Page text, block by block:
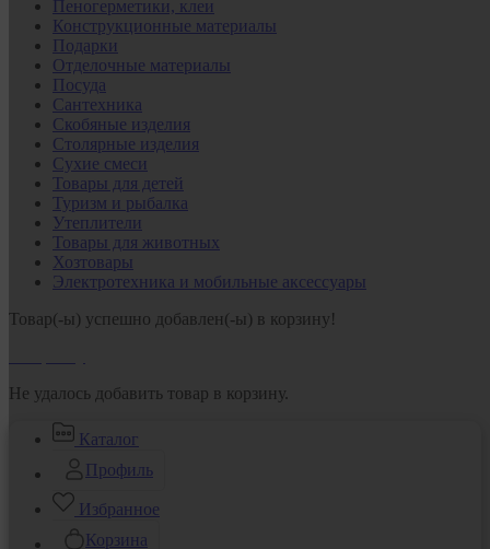
Пеногерметики, клеи
Конструкционные материалы
Подарки
Отделочные материалы
Посуда
Сантехника
Скобяные изделия
Столярные изделия
Сухие смеси
Товары для детей
Туризм и рыбалка
Утеплители
Товары для животных
Хозтовары
Электротехника и мобильные аксессуары
Товар(-ы) успешно добавлен(-ы) в корзину!
Не удалось добавить товар в корзину.
Каталог
Профиль
Избранное
Корзина